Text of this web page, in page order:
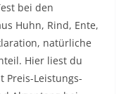
bei den
Huhn, Rind, Ente,
natürliche
Hier liest du
Preis-Leistungs-